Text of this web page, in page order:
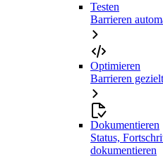
Testen
Barrieren
Optimieren
Barrieren
Dokumentieren
Status,
dokumentieren